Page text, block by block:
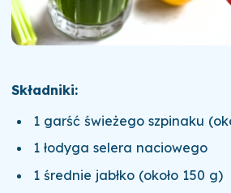
Składniki:
1 garść świeżego szpinaku
1 łodyga selera naciowego
1 średnie jabłko (około 150 g)